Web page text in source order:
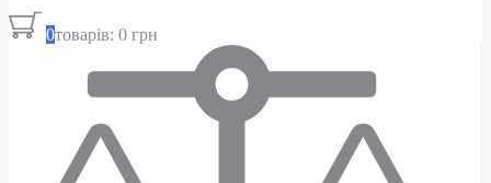
0товарів: 0 грн